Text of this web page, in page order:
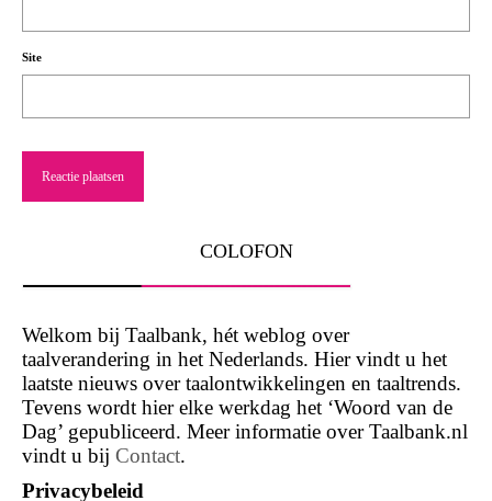
Site
COLOFON
Welkom bij Taalbank, hét weblog over
taalverandering in het Nederlands. Hier vindt u het
laatste nieuws over taalontwikkelingen en taaltrends.
Tevens wordt hier elke werkdag het ‘Woord van de
Dag’ gepubliceerd. Meer informatie over Taalbank.nl
vindt u bij Contact.
Privacybeleid